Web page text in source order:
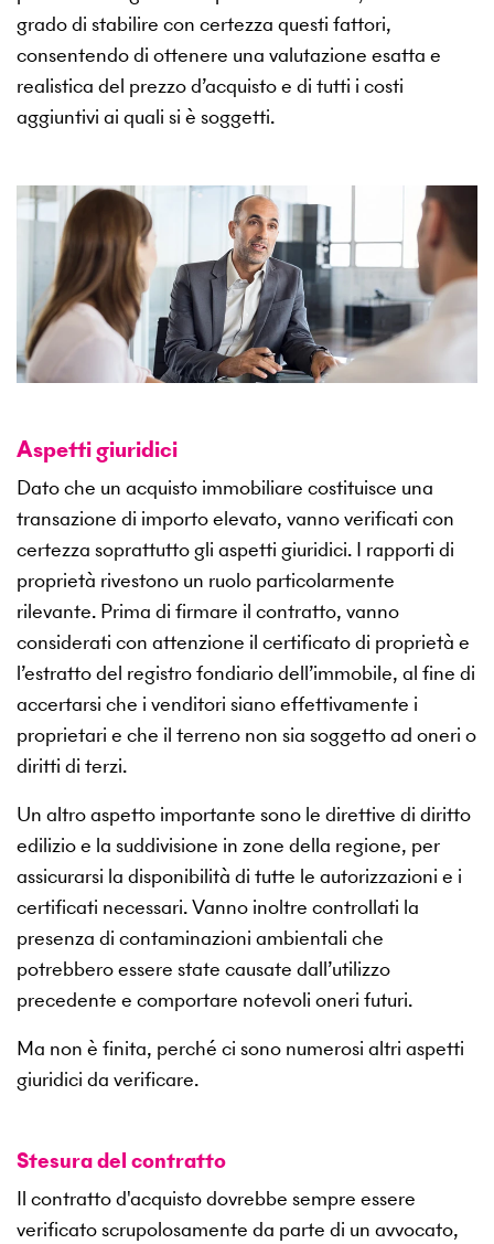
grado di stabilire con certezza questi fattori,
consentendo di ottenere una valutazione esatta e
realistica del prezzo d’acquisto e di tutti i costi
aggiuntivi ai quali si è soggetti.
Aspetti giuridici
Dato che un acquisto immobiliare costituisce una
transazione di importo elevato, vanno verificati con
certezza soprattutto gli aspetti giuridici. I rapporti di
proprietà rivestono un ruolo particolarmente
rilevante. Prima di firmare il contratto, vanno
considerati con attenzione il certificato di proprietà e
l’estratto del registro fondiario dell’immobile, al fine di
accertarsi che i venditori siano effettivamente i
proprietari e che il terreno non sia soggetto ad oneri o
diritti di terzi.
Un altro aspetto importante sono le direttive di diritto
edilizio e la suddivisione in zone della regione, per
assicurarsi la disponibilità di tutte le autorizzazioni e i
certificati necessari. Vanno inoltre controllati la
presenza di contaminazioni ambientali che
potrebbero essere state causate dall’utilizzo
precedente e comportare notevoli oneri futuri.
Ma non è finita, perché ci sono numerosi altri aspetti
giuridici da verificare.
Stesura del contratto
Il contratto d'acquisto dovrebbe sempre essere
verificato scrupolosamente da parte di un avvocato,